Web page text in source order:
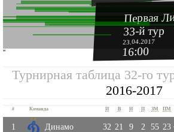
Первая
33-й тур
23.04.2017
16:00
''
Турнирная таблица 32-го
2016-2017
# Команда И В Н П ЗМ ПМ
1 Динамо 32 21 9 2 55 23